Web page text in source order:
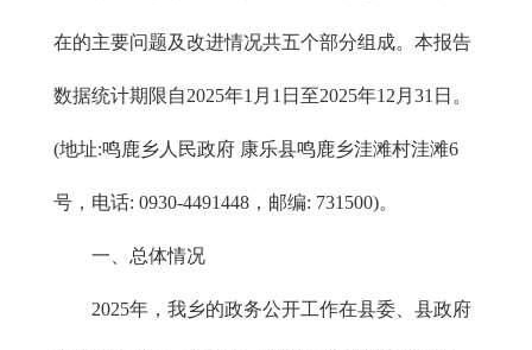
在的主要问题及改进情况共五个部分组成。本报告
数据统计期限自2025年1月1日至2025年12月31日。
(地址:鸣鹿乡人民政府 康乐县鸣鹿乡洼滩村洼滩6
号，电话: 0930-4491448，邮编: 731500)。
一、总体情况
2025年，我乡的政务公开工作在县委、县政府